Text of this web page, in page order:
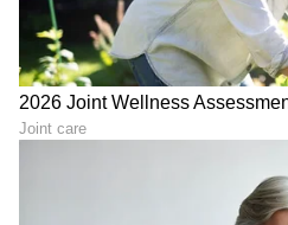
ಮಾಡಿ. ಬ್ರೇಕಿಂಗ್ ಸುದ್ದಿ (
ವಿಶೇಷ ವರದಿಗಳು ಮತ್ತು
(kannada news live)
ಕ್ಲಿಕ್‌ನಲ್ಲಿ ಲಭ್ಯ. ಏಷ್ಯಾನೆಟ್
ಆ್ಯಪ್ ಡೌನ್‌ಲೋಡ್ ಮಾಡಿ